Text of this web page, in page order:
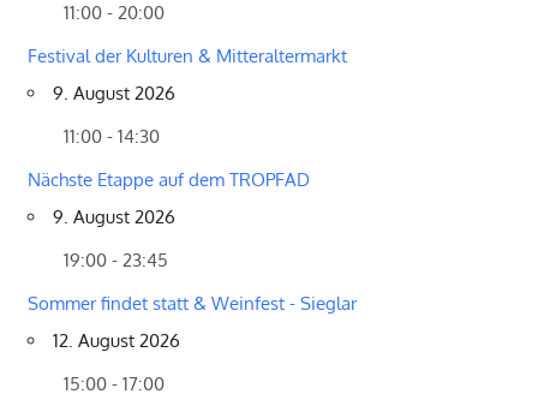
11:00 - 20:00
Festival der Kulturen & Mitteraltermarkt
9. August 2026
11:00 - 14:30
Nächste Etappe auf dem TROPFAD
9. August 2026
19:00 - 23:45
Sommer findet statt & Weinfest - Sieglar
12. August 2026
15:00 - 17:00